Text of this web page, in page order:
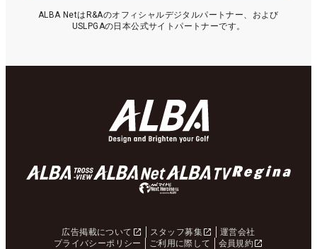
ALBA NetはR&Aのオフィシャルデジタルパートナー、および
USLPGAの日本公式サイトパートナーです。
広告掲載について スタッフ募集
運営会社
プライバシーポリシー
ご利用に際して 会員規約